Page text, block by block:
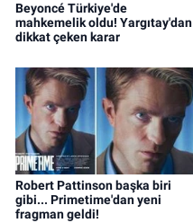
Beyoncé Türkiye'de
mahkemelik oldu! Yargıtay'dan
dikkat çeken karar
Robert Pattinson başka biri
gibi... Primetime'dan yeni
fragman geldi!